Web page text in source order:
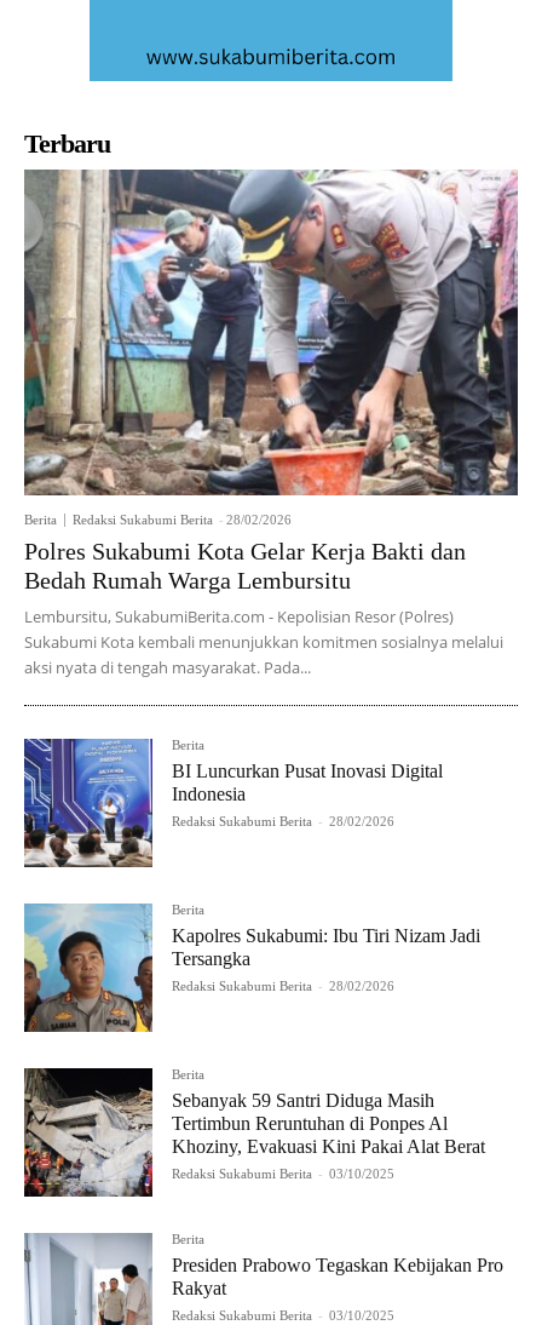
Terbaru
Berita Redaksi Sukabumi Berita - 28/02/2026
Polres Sukabumi Kota Gelar Kerja Bakti dan
Bedah Rumah Warga Lembursitu
Lembursitu, SukabumiBerita.com - Kepolisian Resor (Polres)
Sukabumi Kota kembali menunjukkan komitmen sosialnya melalui
aksi nyata di tengah masyarakat. Pada...
Berita
BI Luncurkan Pusat Inovasi Digital
Indonesia
Redaksi Sukabumi Berita - 28/02/2026
Berita
Kapolres Sukabumi: Ibu Tiri Nizam Jadi
Tersangka
Redaksi Sukabumi Berita - 28/02/2026
Berita
Sebanyak 59 Santri Diduga Masih
Tertimbun Reruntuhan di Ponpes Al
Khoziny, Evakuasi Kini Pakai Alat Berat
Redaksi Sukabumi Berita - 03/10/2025
Berita
Presiden Prabowo Tegaskan Kebijakan Pro
Rakyat
Redaksi Sukabumi Berita - 03/10/2025